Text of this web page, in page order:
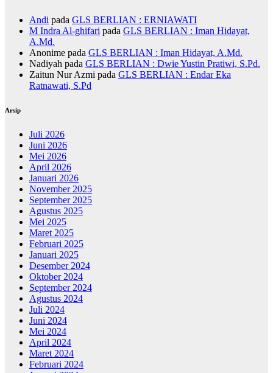
Andi pada GLS BERLIAN : ERNIAWATI
M Indra Al-ghifari pada GLS BERLIAN : Iman Hidayat,
A.Md.
Anonime pada GLS BERLIAN : Iman Hidayat, A.Md.
Nadiyah pada GLS BERLIAN : Dwie Yustin Pratiwi, S.Pd.
Zaitun Nur Azmi pada GLS BERLIAN : Endar Eka
Ratnawati, S.Pd
Arsip
Juli 2026
Juni 2026
Mei 2026
April 2026
Januari 2026
November 2025
September 2025
Agustus 2025
Mei 2025
Maret 2025
Februari 2025
Januari 2025
Desember 2024
Oktober 2024
September 2024
Agustus 2024
Juli 2024
Juni 2024
Mei 2024
April 2024
Maret 2024
Februari 2024